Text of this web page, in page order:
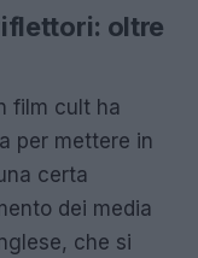
oltre
film cult ha
per mettere in
certa
dei media
che si